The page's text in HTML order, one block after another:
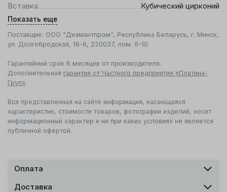
Вставка
Кубический цирконий
Показать еще
Поставщик: ООО "Диамантпром", Республика Беларусь, г. Минск,
ул. Долгобродская, 16-6, 220037, пом. 6-10
Гарантийный срок 6 месяцев от производителя.
Дополнительная гарантия от Частного предприятия «Платина-
Груп».
Вся представленная на сайте информация, касающаяся
характеристик, стоимости товаров, фотографии изделий, носит
информационный характер и ни при каких условиях не является
публичной офертой.
Оплата
Доставка